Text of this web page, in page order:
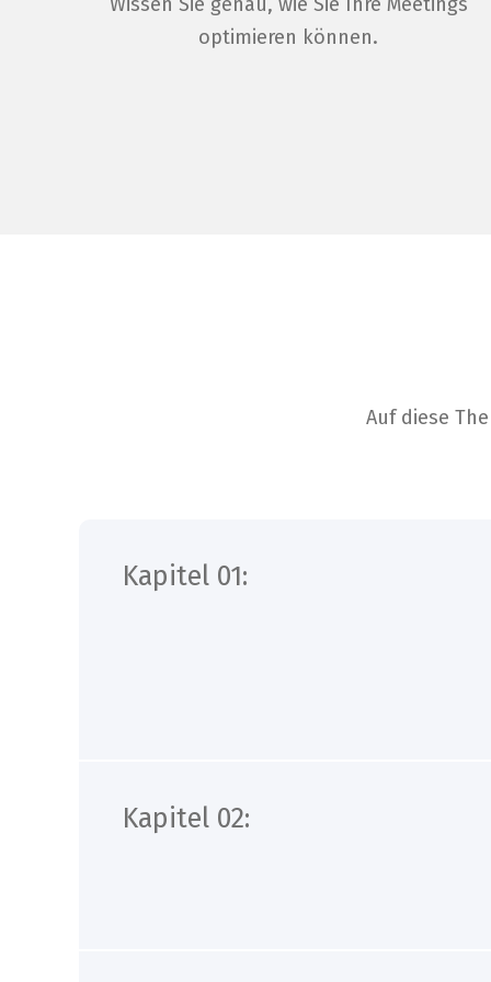
optimieren können.
Auf diese
Kapitel 01:
Kapitel 02: